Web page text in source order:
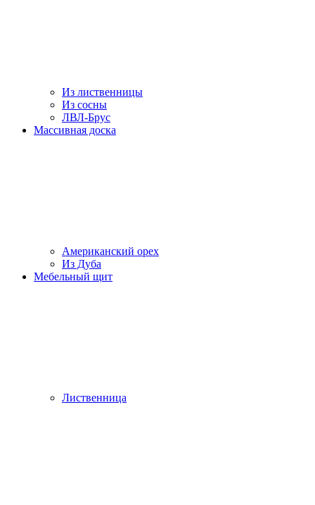
Из лиственницы
Из сосны
ЛВЛ-Брус
Массивная доска
Американский орех
Из Дуба
Мебельный щит
Лиственница